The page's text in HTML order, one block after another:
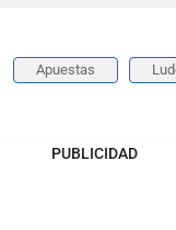
Apuestas
PUBLICIDAD